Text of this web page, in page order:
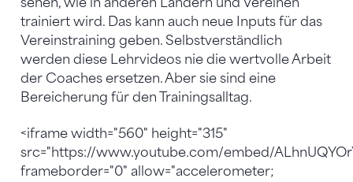
trainiert wird. Das kann auch neue Inputs für das
Vereinstraining geben. Selbstverständlich
werden diese Lehrvideos nie die wertvolle Arbeit
der Coaches ersetzen. Aber sie sind eine
Bereicherung für den Trainingsalltag.
<iframe width="560" height="315"
src="https://www.youtube.com/embed/
frameborder="0" allow="accelerometer;